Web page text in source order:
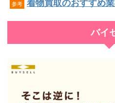
参考 着物買取のおすすめ
バイ